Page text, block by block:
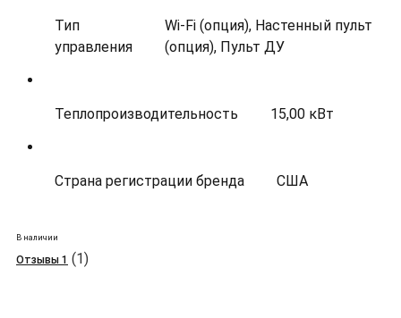
Тип
управления
Wi-Fi (опция), Настенный пульт
(опция), Пульт ДУ
Теплопроизводительность 15,00 кВт
Страна регистрации бренда США
В наличии
Отзывы 1 (1)